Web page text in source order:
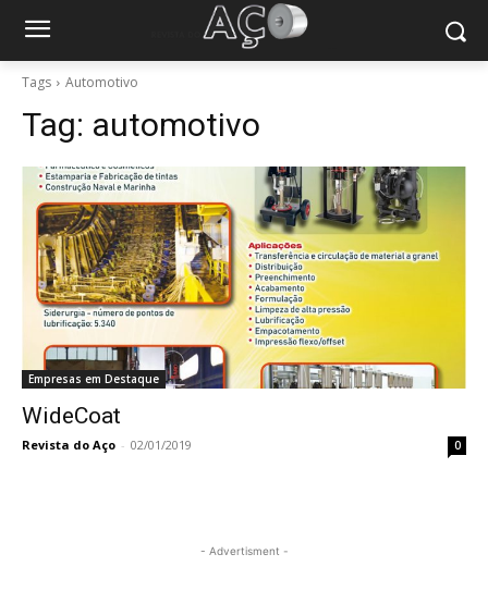
Tags Automotivo
Tag: automotivo
Empresas em Destaque
WideCoat
Revista do Aço - 02/01/2019 0
- Advertisment -